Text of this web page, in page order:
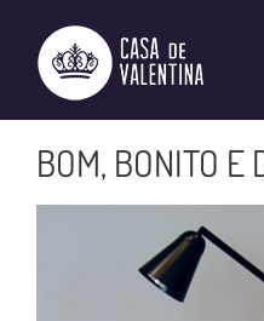
conteúdo
BOM, BONITO E